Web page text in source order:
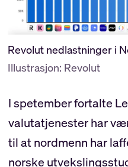
Revolut nedlastninger i
Illustrasjon: Revolut
I spetember fortalte
valutatjenester har
til at nordmenn har
norske